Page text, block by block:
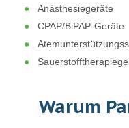
Anästhesiegeräte
CPAP/BiPAP-Geräte
Warum